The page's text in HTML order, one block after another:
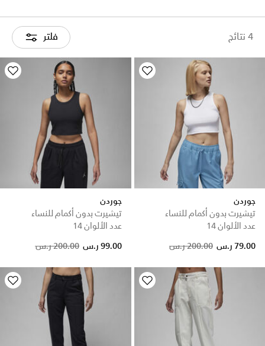
4 نتائج فلتر
جوردن
تيشيرت بدون أكمام للنساء
عدد الألوان 14
Price reduced from
200.00 ر.س to 79.00 ر.س
جوردن
تيشيرت بدون أكمام للنساء
عدد الألوان 14
Price reduced from
200.00 ر.س to 99.00 ر.س